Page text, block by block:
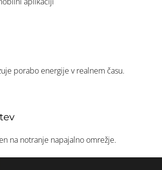
porabo energije v realnem času.
na notranje napajalno omrežje.